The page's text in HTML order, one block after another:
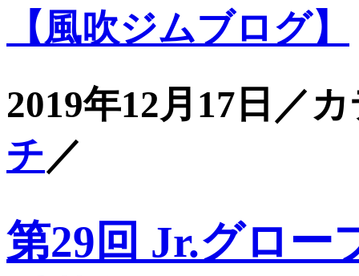
【風吹ジムブログ】
2019年12月17日／
チ／
第29回 Jr.グロー